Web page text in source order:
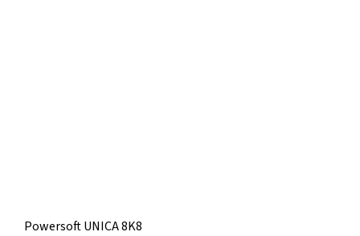
Powersoft UNICA 8K8